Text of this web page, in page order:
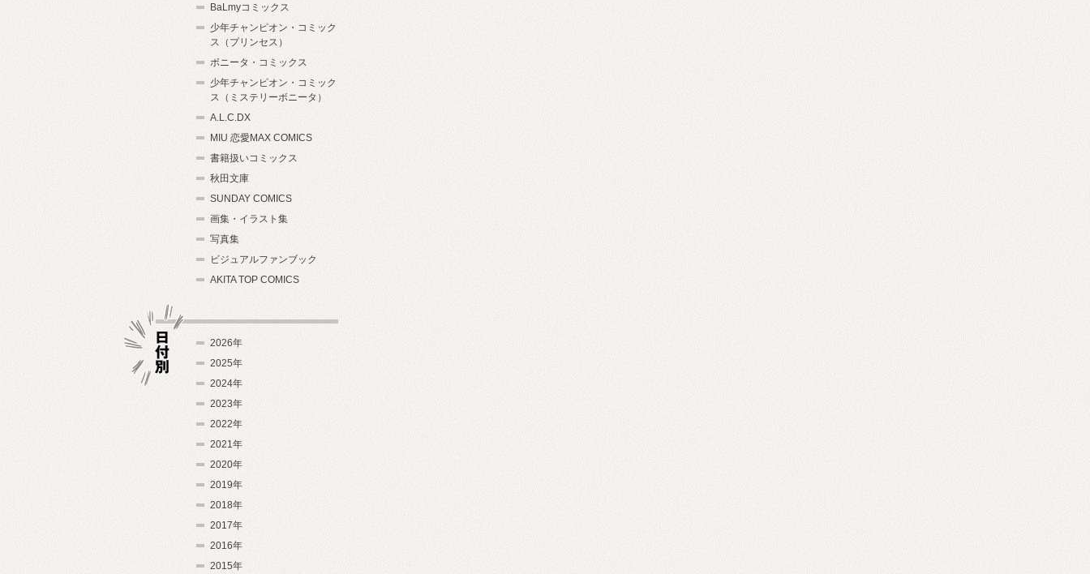
BaLmyコミックス
少年チャンピオン・コミック
ス（プリンセス）
ボニータ・コミックス
少年チャンピオン・コミック
ス（ミステリーボニータ）
A.L.C.DX
MIU 恋愛MAX COMICS
書籍扱いコミックス
秋田文庫
SUNDAY COMICS
画集・イラスト集
写真集
ビジュアルファンブック
AKITA TOP COMICS
2026年
2025年
2024年
2023年
2022年
2021年
2020年
2019年
2018年
2017年
2016年
2015年